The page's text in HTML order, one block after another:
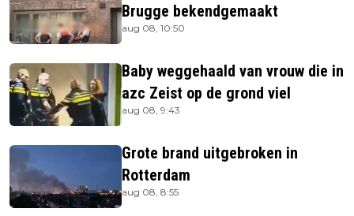
Brugge bekendgemaakt
aug 08, 10:50
Baby weggehaald van vrouw die in
azc Zeist op de grond viel
aug 08, 9:43
Grote brand uitgebroken in
Rotterdam
aug 08, 8:55